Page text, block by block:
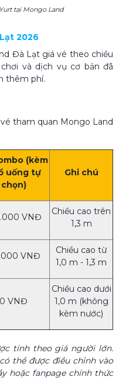
tại Mongo Land
2026
Đà Lạt giá vé theo chiều
và dịch vụ cơ bản đã
thêm phí.
tham quan Mongo Land
(kèm
uống tự
chọn)
Ghi chú
VNĐ
Chiều cao trên
1,3 m
VNĐ
Chiều cao từ
1,0 m - 1,3 m
0 VNĐ
Chiều cao dưới
1,0 m (không
kèm nước)
tính theo giá người lớn.
thể được điều chỉnh vào
hoặc fanpage chính thức